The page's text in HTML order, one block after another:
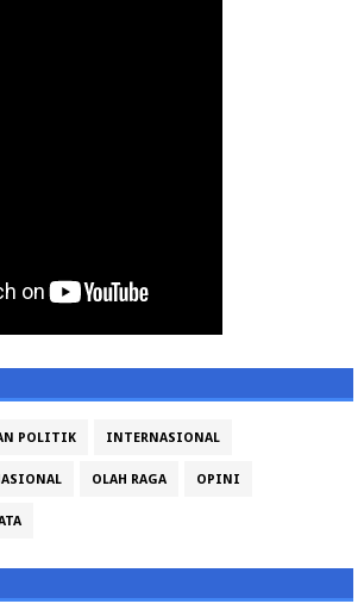
POLITIK INTERNASIONAL
OLAH RAGA OPINI